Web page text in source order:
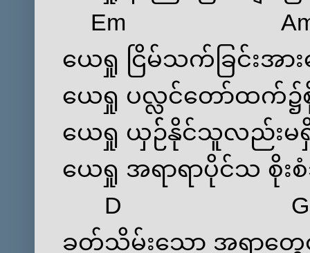
Em
ယေရှု ငြိမ်သက်ခြင်းအာ
ယေရှု ပလ္လင်‌တော်ထက်၌
ယေရှု ယှဉ််နိုင်သူလည်း
ယေရှု အရာရာပိုင်သ စိုး
D
G
ခတ်သိမ်း‌သော အရာ‌တွ